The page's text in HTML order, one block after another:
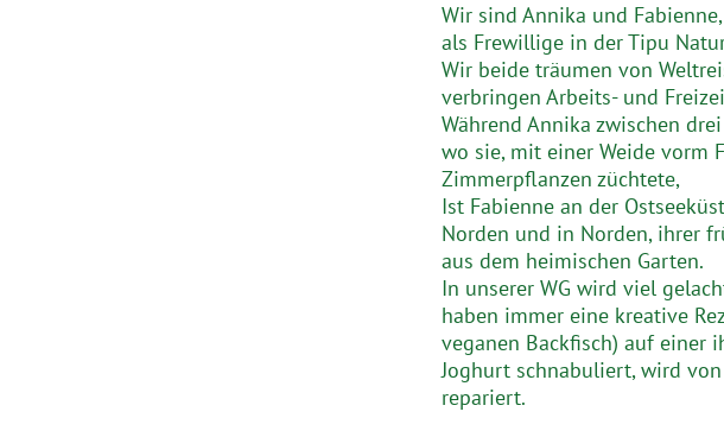
Wir sind Annika und
als Frewillige in der Tipu
Wir beide träumen von
verbringen Arbeits- und
Während Annika zwischen
wo sie, mit einer Weide vorm
Zimmerpflanzen züchtete,
Ist Fabienne an der
Norden und in Norden, ihrer
aus dem heimischen Garten.
In unserer WG wird viel
haben immer eine kreative
veganen Backfisch) auf einer
Joghurt schnabuliert, wird
repariert.